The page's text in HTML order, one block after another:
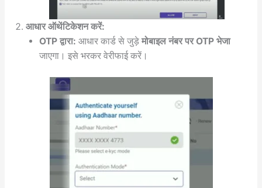
आधार ऑथेंटिकेशन करें:
OTP द्वारा: आधार कार्ड से जुड़े मोबाइल नंबर पर OTP भेजा
जाएगा। इसे भरकर वेरीफाई करें।